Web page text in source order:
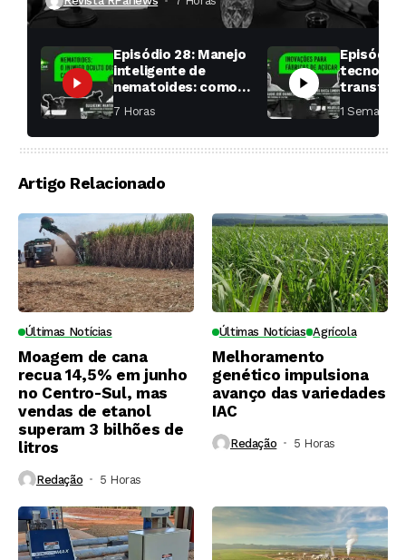
Episódio 28: Manejo
inteligente de
nematoides: como
aumentar a
produtividade das
soqueiras?
7 Horas ⁮
Episódio
fábricas
1 Semana ⁮
Artigo Relacionado
Últimas Notícias
Moagem de cana
recua 14,5% em junho
no Centro-Sul, mas
vendas de etanol
superam 3 bilhões de
litros
Redação 5 Horas ⁮
Últimas Notícias Agrícola
Melhoramento
genético impulsiona
avanço das variedades
IAC
Redação 5 Horas ⁮